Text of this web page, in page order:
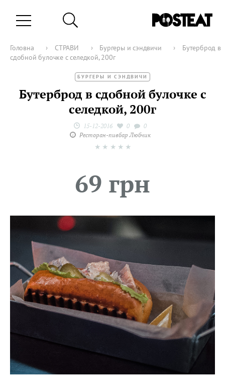
Головна › СТРАВИ › Бургеры и сэндвичи ›
Бутерброд в
сдобной булочке с селедкой, 200г
БУРГЕРЫ И СЭНДВИЧИ
Бутерброд в сдобной булочке с
селедкой, 200г
15-12-2016 0
0
Ресторан-пивбар Любчик
★
★
★
★
★
69 грн